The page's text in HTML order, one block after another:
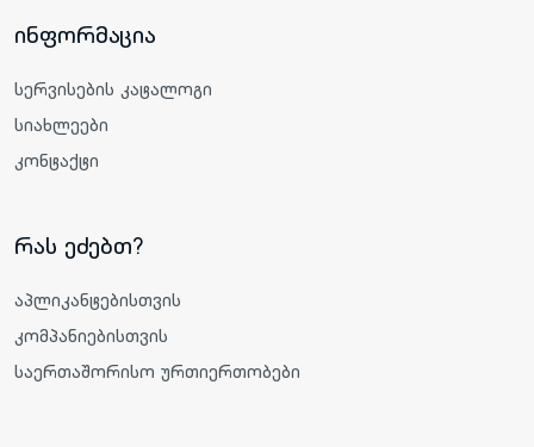
ინფორმაცია
სერვისების კატალოგი
სიახლეები
კონტაქტი
რას ეძებთ?
აპლიკანტებისთვის
კომპანიებისთვის
საერთაშორისო ურთიერთობები